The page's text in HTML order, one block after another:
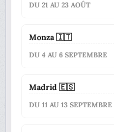
DU 21 AU 23 AOÛT
Monza 🇮🇹
DU 4 AU 6 SEPTEMBRE
Madrid 🇪🇸
DU 11 AU 13 SEPTEMBRE